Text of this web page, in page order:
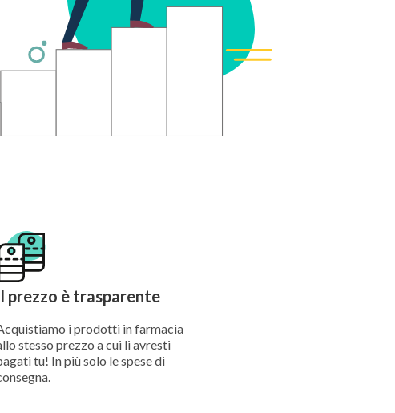
prezzo è trasparente
i prodotti in farmacia
stesso prezzo a cui li avresti
tu! In più solo le spese di